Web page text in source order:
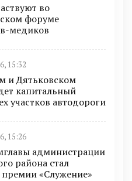
во
форуме
медиков
15:32
и Дятьковском
капитальный
участков автодороги
15:26
администрации
района стал
премии «Служение»